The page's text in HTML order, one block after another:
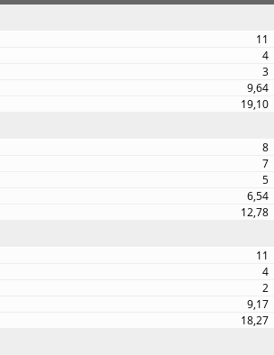
11
4
3
9,64
19,10
8
7
5
6,54
12,78
11
4
2
9,17
18,27